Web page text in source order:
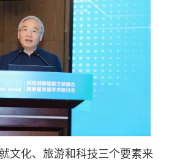
化、旅游和科技三个要素来